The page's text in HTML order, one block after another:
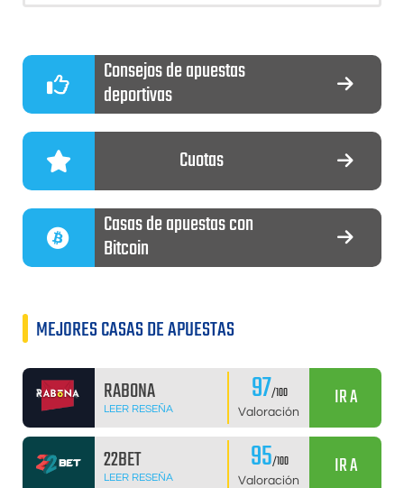
Consejos de apuestas
deportivas
Cuotas
Casas de apuestas con
Bitcoin
MEJORES CASAS DE APUESTAS
RABONA
LEER RESEÑA 97/100
Valoración
IR A
22BET
LEER RESEÑA 95/100
Valoración
IR A